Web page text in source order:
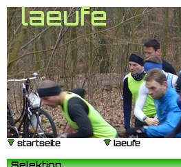
laeufe
startseite laeufe